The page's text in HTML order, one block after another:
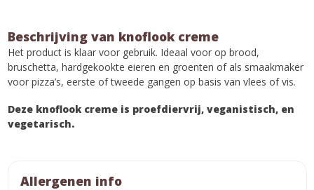
Beschrijving van knoflook creme
Het product is klaar voor gebruik. Ideaal voor op brood,
bruschetta, hardgekookte eieren en groenten of als smaakmaker
voor pizza’s, eerste of tweede gangen op basis van vlees of vis.
Deze knoflook creme is proefdiervrij, veganistisch, en
vegetarisch.
Allergenen info